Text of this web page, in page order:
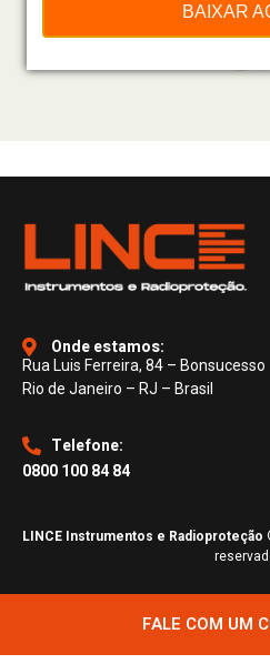
BAIXAR
Tambor de
Onde estamos:
Rua Luis Ferreira, 84 – Bonsucesso
Rio de Janeiro – RJ – Brasil
Telefone:
0800 100 84 84
LINCE Instrumentos e Radioproteção
FALE COM UM